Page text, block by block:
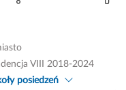
VIII 2018-2024
posiedzeń